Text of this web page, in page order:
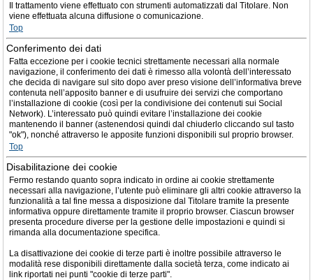
Il trattamento viene effettuato con strumenti automatizzati dal Titolare. Non
viene effettuata alcuna diffusione o comunicazione.
Top
Conferimento dei dati
Fatta eccezione per i cookie tecnici strettamente necessari alla normale
navigazione, il conferimento dei dati è rimesso alla volontà dell’interessato
che decida di navigare sul sito dopo aver preso visione dell’informativa breve
contenuta nell’apposito banner e di usufruire dei servizi che comportano
l’installazione di cookie (così per la condivisione dei contenuti sui Social
Network). L’interessato può quindi evitare l’installazione dei cookie
mantenendo il banner (astenendosi quindi dal chiuderlo cliccando sul tasto
"ok"), nonché attraverso le apposite funzioni disponibili sul proprio browser.
Top
Disabilitazione dei cookie
Fermo restando quanto sopra indicato in ordine ai cookie strettamente
necessari alla navigazione, l’utente può eliminare gli altri cookie attraverso la
funzionalità a tal fine messa a disposizione dal Titolare tramite la presente
informativa oppure direttamente tramite il proprio browser. Ciascun browser
presenta procedure diverse per la gestione delle impostazioni e quindi si
rimanda alla documentazione specifica.
La disattivazione dei cookie di terze parti è inoltre possibile attraverso le
modalità rese disponibili direttamente dalla società terza, come indicato ai
link riportati nei punti "cookie di terze parti".